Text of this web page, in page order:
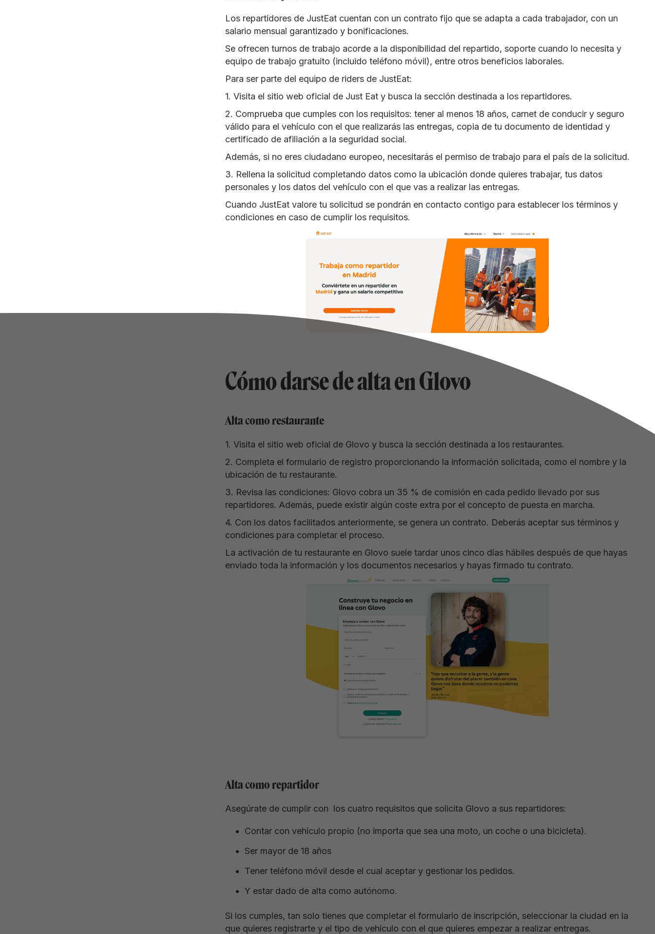
Los repartidores de JustEat cuentan con un contrato fijo que se adapta a cada trabajador, con un
salario mensual garantizado y bonificaciones.
Se ofrecen turnos de trabajo acorde a la disponibilidad del repartido, soporte cuando lo necesita y
equipo de trabajo gratuito (incluido teléfono móvil), entre otros beneficios laborales.
Para ser parte del equipo de riders de JustEat:
1. Visita el sitio web oficial de Just Eat y busca la sección destinada a los repartidores.
2. Comprueba que cumples con los requisitos: tener al menos 18 años, carnet de conducir y seguro
válido para el vehículo con el que realizarás las entregas, copia de tu documento de identidad y
certificado de afiliación a la seguridad social.
Además, si no eres ciudadano europeo, necesitarás el permiso de trabajo para el país de la solicitud.
3. Rellena la solicitud completando datos como la ubicación donde quieres trabajar, tus datos
personales y los datos del vehículo con el que vas a realizar las entregas.
Cuando JustEat valore tu solicitud se pondrán en contacto contigo para establecer los términos y
condiciones en caso de cumplir los requisitos.
Cómo darse de alta en Glovo
Alta como restaurante
1. Visita el sitio web oficial de Glovo y busca la sección destinada a los restaurantes.
2. Completa el formulario de registro proporcionando la información solicitada, como el nombre y la
ubicación de tu restaurante.
3. Revisa las condiciones: Glovo cobra un 35 % de comisión en cada pedido llevado por sus
repartidores. Además, puede existir algún coste extra por el concepto de puesta en marcha.
4. Con los datos facilitados anteriormente, se genera un contrato. Deberás aceptar sus términos y
condiciones para completar el proceso.
La activación de tu restaurante en Glovo suele tardar unos cinco días hábiles después de que hayas
enviado toda la información y los documentos necesarios y hayas firmado tu contrato.
Alta como repartidor
Asegúrate de cumplir con los cuatro requisitos que solicita Glovo a sus repartidores:
Contar con vehículo propio (no importa que sea una moto, un coche o una bicicleta).
Ser mayor de 18 años
Tener teléfono móvil desde el cual aceptar y gestionar los pedidos.
Y estar dado de alta como autónomo.
Si los cumples, tan solo tienes que completar el formulario de inscripción, seleccionar la ciudad en la
que quieres registrarte y el tipo de vehículo con el que quieres empezar a realizar entregas.